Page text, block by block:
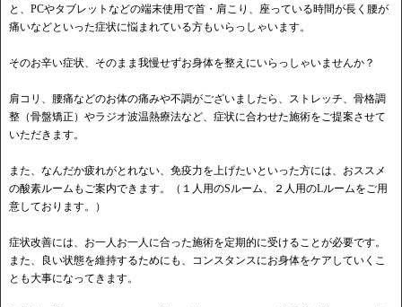
と、PCやタブレットなどの端末使用で首・肩こり、座っている時間が長く腰が
痛いなどといった症状に悩まれている方もいらっしゃいます。
そのお辛い症状、そのまま我慢せずお身体を整えにいらっしゃいませんか？
肩コリ、腰痛などのお体の痛みや不調がございましたら、ストレッチ、骨格調
整（骨盤矯正）やラジオ波温熱療法など、症状に合わせた施術をご提案させて
いただきます。
また、なんだか疲れがとれない、免疫力を上げたいといった方には、おススメ
の酸素ルームもご案内できます。（１人用のSルーム、２人用のLルームをご用
意しております。）
症状改善には、お一人お一人に合った施術を定期的に受けることが必要です。
また、良い状態を維持するためにも、コンスタンスにお身体をケアしていくこ
とも大事になってきます。